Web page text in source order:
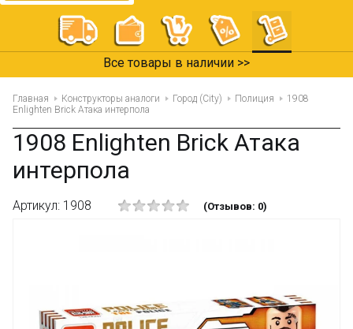
Все товары в наличии >>
Главная Конструкторы аналоги Город (City) Полиция
1908
Enlighten Brick Атака интерпола
1908 Enlighten Brick Атака
интерпола
Артикул: 1908 (Отзывов: 0)